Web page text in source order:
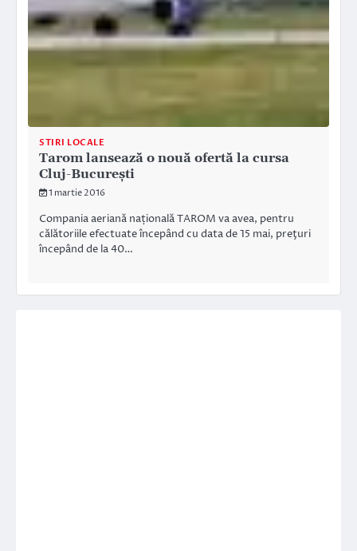
STIRI LOCALE
Tarom lansează o nouă ofertă la cursa
Cluj-București
1 martie 2016
Compania aeriană națională TAROM va avea, pentru
călătoriile efectuate începând cu data de 15 mai, preţuri
începând de la 40…